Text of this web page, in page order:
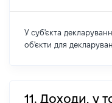
У суб'єкта
об'єкти для
11. Доходи, у